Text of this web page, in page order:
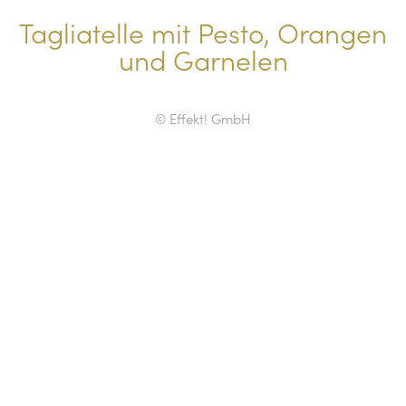
Tagliatelle mit Pesto, Orangen
und Garnelen
© Effekt! GmbH